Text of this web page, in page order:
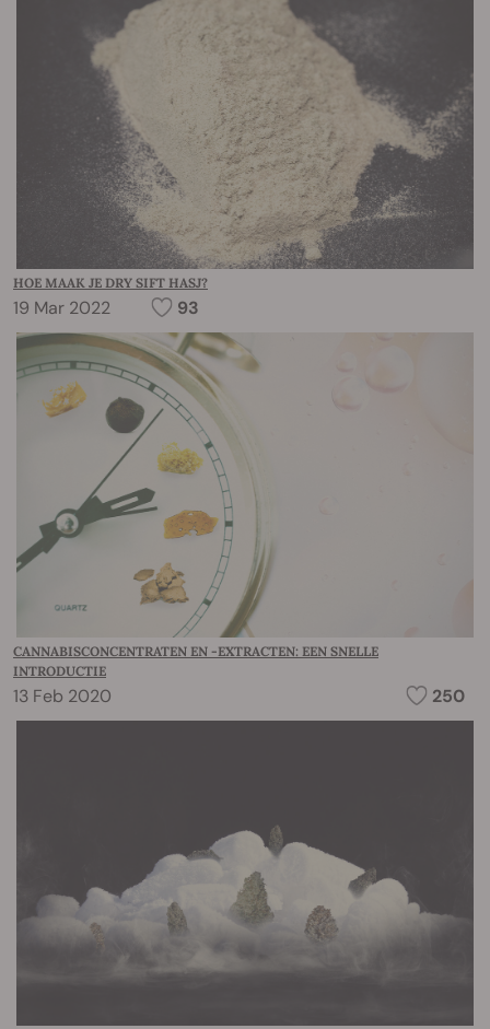
HOE MAAK JE DRY SIFT HASJ?
19 Mar 2022 93
CANNABISCONCENTRATEN EN -EXTRACTEN: EEN SNELLE
INTRODUCTIE
13 Feb 2020 250